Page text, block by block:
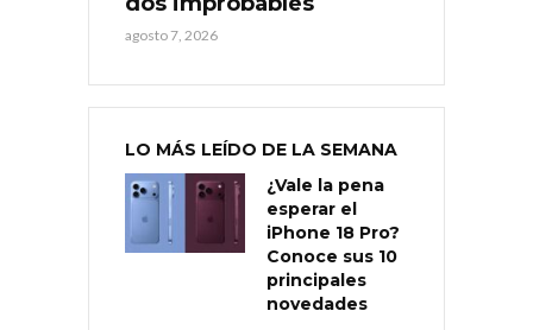
agosto 7, 2026
LO MÁS LEÍDO DE LA SEMANA
¿Vale la pena
esperar el
iPhone 18 Pro?
Conoce sus 10
principales
novedades